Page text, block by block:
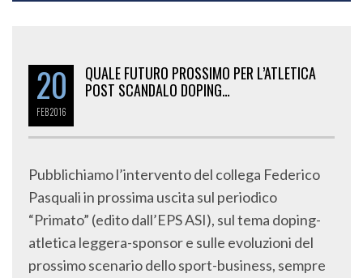
20
FEB2016
QUALE FUTURO PROSSIMO PER L’ATLETICA
POST SCANDALO DOPING…
Pubblichiamo l’intervento del collega Federico
Pasquali in prossima uscita sul periodico
“Primato” (edito dall’EPS ASI), sul tema doping-
atletica leggera-sponsor e sulle evoluzioni del
prossimo scenario dello sport-business, sempre